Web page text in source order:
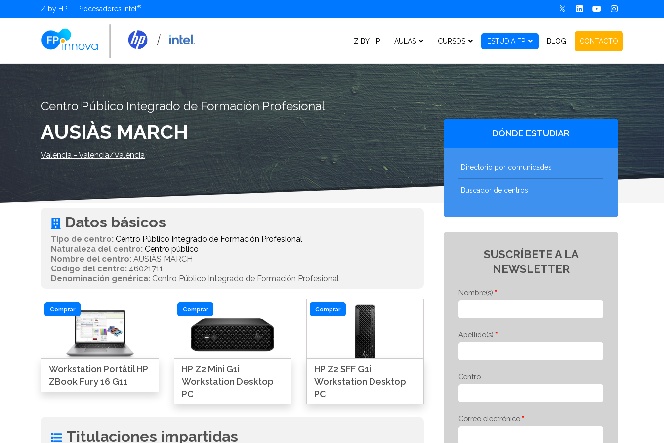
Z by HP Procesadores Intel
Z BY HP AULAS CURSOS ESTUDIA FP BLOG CONTACTO
Centro Público Integrado de Formación Profesional
AUSIÀS MARCH
Valencia - Valencia/València
Datos básicos
Tipo de centro: Centro Público Integrado de Formación Profesional
Naturaleza del centro: Centro público
Nombre del centro: AUSIÀS MARCH
Código del centro: 46021711
Denominación genérica: Centro Público Integrado de Formación Profesional
Comprar
Workstation Portátil HP
ZBook Fury 16 G11
Comprar
HP Z2 Mini G1i
Workstation Desktop
PC
Comprar
HP Z2 SFF G1i
Workstation Desktop
PC
Titulaciones impartidas
DÓNDE ESTUDIAR
Directorio por comunidades
Buscador de centros
SUSCRÍBETE A LA
NEWSLETTER
Nombre(s)
Apellido(s)
Centro
Correo electrónico